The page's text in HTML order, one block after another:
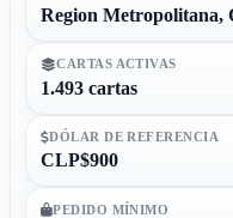
Region Metropolitana,
CARTAS ACTIVAS
1.493 cartas
DÓLAR DE REFERENCIA
CLP$900
PEDIDO MÍNIMO